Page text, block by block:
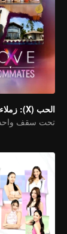
الحب (X): زملاء السكن